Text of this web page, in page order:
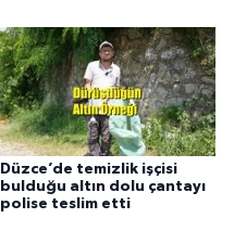
Düzce’de temizlik işçisi
bulduğu altın dolu çantayı
polise teslim etti